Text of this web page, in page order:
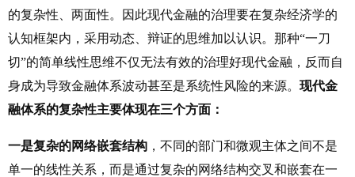
的复杂性、两面性。因此现代金融的治理要在复杂经济学的
认知框架内，采用动态、辩证的思维加以认识。那种“一刀
切”的简单线性思维不仅无法有效的治理好现代金融，反而自
身成为导致金融体系波动甚至是系统性风险的来源。 现代金
融体系的复杂性主要体现在三个方面：
一是复杂的网络嵌套结构 ，不同的部门和微观主体之间不是
单一的线性关系，而是通过复杂的网络结构交叉和嵌套在一